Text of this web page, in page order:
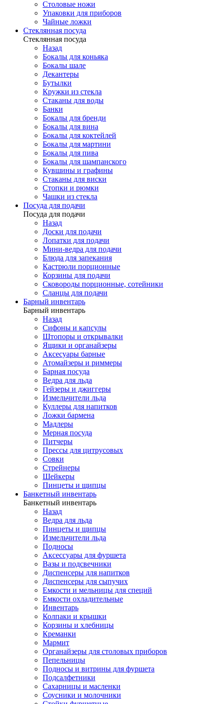
Столовые ножи
Упаковки для приборов
Чайные ложки
Стеклянная посуда
Стеклянная посуда
Назад
Бокалы для коньяка
Бокалы шале
Декантеры
Бутылки
Кружки из стекла
Стаканы для воды
Банки
Бокалы для бренди
Бокалы для вина
Бокалы для коктейлей
Бокалы для мартини
Бокалы для пива
Бокалы для шампанского
Кувшины и графины
Стаканы для виски
Стопки и рюмки
Чашки из стекла
Посуда для подачи
Посуда для подачи
Назад
Доски для подачи
Лопатки для подачи
Мини-ведра для подачи
Блюда для запекания
Кастрюли порционные
Корзины для подачи
Сковороды порционные, сотейники
Сланцы для подачи
Барный инвентарь
Барный инвентарь
Назад
Сифоны и капсулы
Штопоры и открывалки
Ящики и органайзеры
Аксесуары барные
Атомайзеры и риммеры
Барная посуда
Ведра для льда
Гейзеры и джиггеры
Измельчители льда
Куллеры для напитков
Ложки бармена
Мадлеры
Мерная посуда
Питчеры
Прессы для цитрусовых
Совки
Стрейнеры
Шейкеры
Пинцеты и щипцы
Банкетный инвентарь
Банкетный инвентарь
Назад
Ведра для льда
Пинцеты и щипцы
Измельчители льда
Подносы
Аксессуары для фуршета
Вазы и подсвечники
Диспенсеры для напитков
Диспенсеры для сыпучих
Емкости и мельницы для специй
Емкости охладительные
Инвентарь
Колпаки и крышки
Корзины и хлебницы
Креманки
Мармит
Органайзеры для столовых приборов
Пепельницы
Подносы и витрины для фуршета
Подсалфетники
Сахарницы и масленки
Соусники и молочники